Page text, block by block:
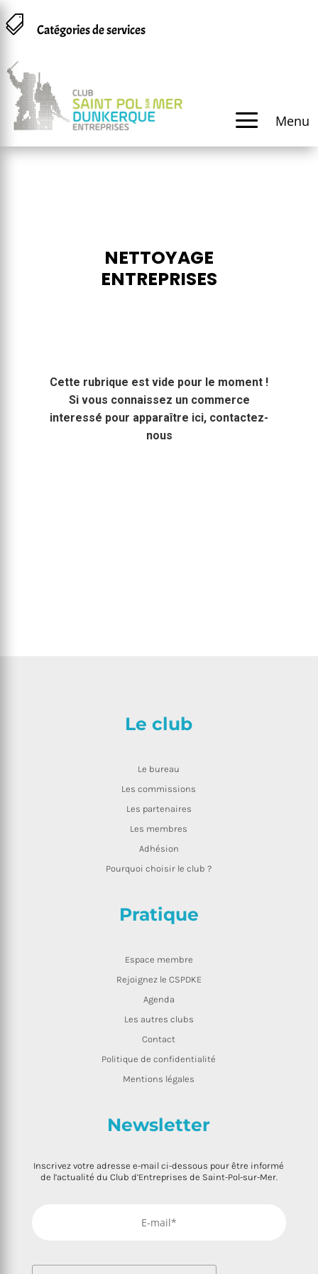
 Catégories de services
a Menu
NETTOYAGE
ENTREPRISES
Cette rubrique est vide pour le moment !
Si vous connaissez un commerce
interessé pour apparaître ici, contactez-
nous
Le club
Le bureau
Les commissions
Les partenaires
Les membres
Adhésion
Pourquoi choisir le club ?
Pratique
Espace membre
Rejoignez le CSPDKE
Agenda
Les autres clubs
Contact
Politique de confidentialité
Mentions légales
Newsletter
Inscrivez votre adresse e-mail ci-dessous pour être informé
de l’actualité du Club d’Entreprises de Saint-Pol-sur-Mer.
Panneau de gestion des cookies